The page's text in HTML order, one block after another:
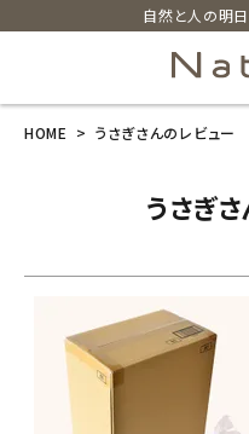
自然と人の明日
カテゴリーから探す
美容・コスメ・香水
HOME うさぎさんのレビュー
うさぎ